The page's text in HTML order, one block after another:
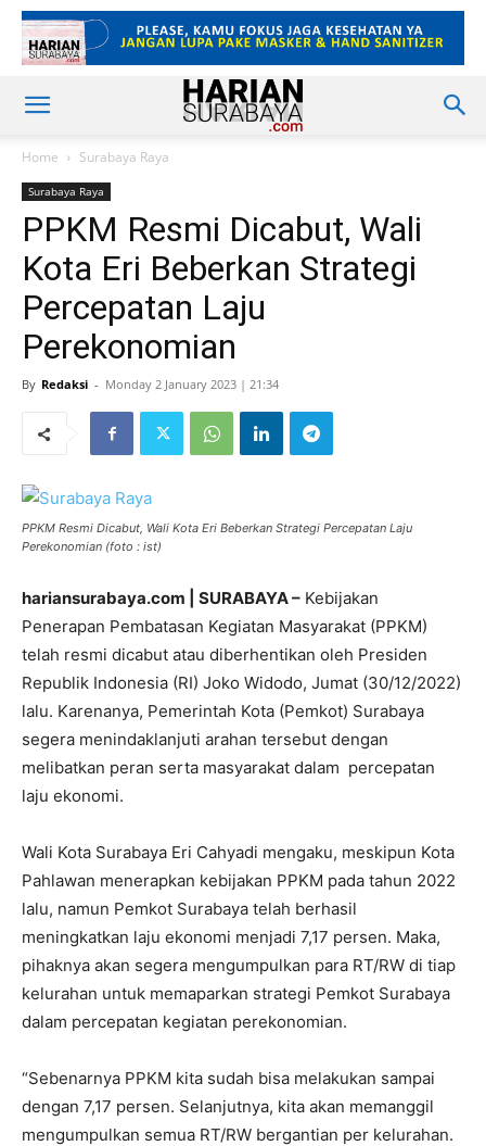
Home Surabaya Raya
Surabaya Raya
PPKM Resmi Dicabut, Wali
Kota Eri Beberkan Strategi
Percepatan Laju
Perekonomian
By Redaksi - Monday 2 January 2023 | 21:34
PPKM Resmi Dicabut, Wali Kota Eri Beberkan Strategi Percepatan Laju
Perekonomian (foto : ist)
hariansurabaya.com | SURABAYA – Kebijakan
Penerapan Pembatasan Kegiatan Masyarakat (PPKM)
telah resmi dicabut atau diberhentikan oleh Presiden
Republik Indonesia (RI) Joko Widodo, Jumat (30/12/2022)
lalu. Karenanya, Pemerintah Kota (Pemkot) Surabaya
segera menindaklanjuti arahan tersebut dengan
melibatkan peran serta masyarakat dalam percepatan
laju ekonomi.
Wali Kota Surabaya Eri Cahyadi mengaku, meskipun Kota
Pahlawan menerapkan kebijakan PPKM pada tahun 2022
lalu, namun Pemkot Surabaya telah berhasil
meningkatkan laju ekonomi menjadi 7,17 persen. Maka,
pihaknya akan segera mengumpulkan para RT/RW di tiap
kelurahan untuk memaparkan strategi Pemkot Surabaya
dalam percepatan kegiatan perekonomian.
“Sebenarnya PPKM kita sudah bisa melakukan sampai
dengan 7,17 persen. Selanjutnya, kita akan memanggil
mengumpulkan semua RT/RW bergantian per kelurahan.